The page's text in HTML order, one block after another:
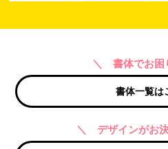
＼ 書体でお
書体一覧は
＼ デザインがお